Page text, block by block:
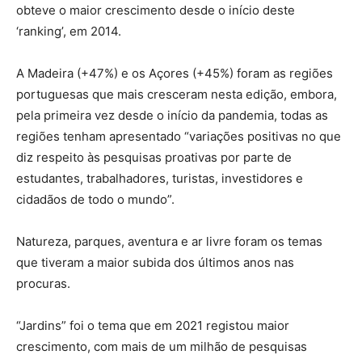
obteve o maior crescimento desde o início deste
‘ranking’, em 2014.
A Madeira (+47%) e os Açores (+45%) foram as regiões
portuguesas que mais cresceram nesta edição, embora,
pela primeira vez desde o início da pandemia, todas as
regiões tenham apresentado “variações positivas no que
diz respeito às pesquisas proativas por parte de
estudantes, trabalhadores, turistas, investidores e
cidadãos de todo o mundo”.
Natureza, parques, aventura e ar livre foram os temas
que tiveram a maior subida dos últimos anos nas
procuras.
“Jardins” foi o tema que em 2021 registou maior
crescimento, com mais de um milhão de pesquisas